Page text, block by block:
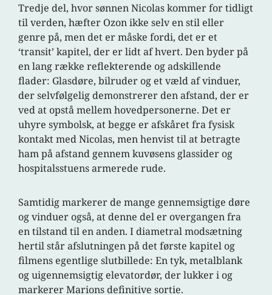
Tredje del, hvor sønnen Nicolas kommer for tidligt
til verden, hæfter Ozon ikke selv en stil eller
genre på, men det er måske fordi, det er et
‘transit’ kapitel, der er lidt af hvert. Den byder på
en lang række reflekterende og adskillende
flader: Glasdøre, bilruder og et væld af vinduer,
der selvfølgelig demonstrerer den afstand, der er
ved at opstå mellem hovedpersonerne. Det er
uhyre symbolsk, at begge er afskåret fra fysisk
kontakt med Nicolas, men henvist til at betragte
ham på afstand gennem kuvøsens glassider og
hospitalsstuens armerede rude.
Samtidig markerer de mange gennemsigtige døre
og vinduer også, at denne del er overgangen fra
en tilstand til en anden. I diametral modsætning
hertil står afslutningen på det første kapitel og
filmens egentlige slutbillede: En tyk, metalblank
og uigennemsigtig elevatordør, der lukker i og
markerer Marions definitive sortie.